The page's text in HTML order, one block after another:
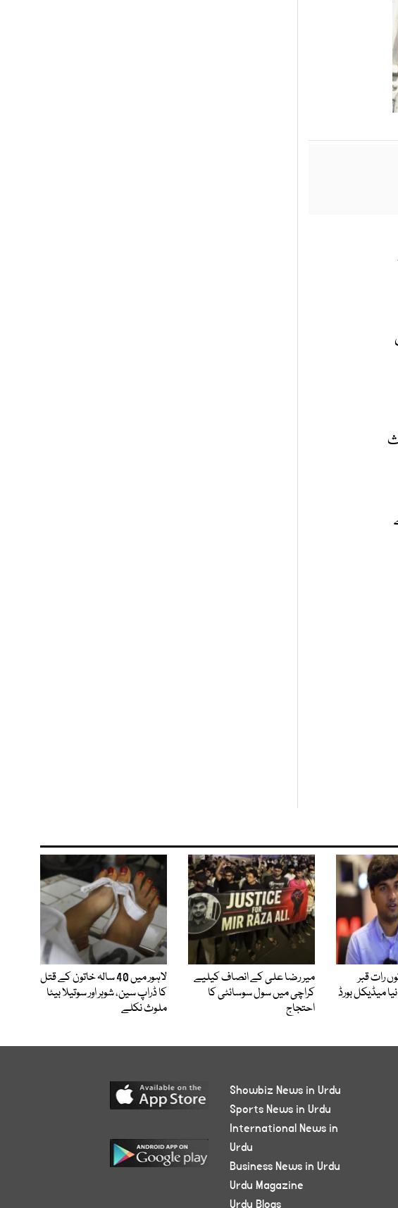
رات قبر
میڈیکل بورڈ
میر رضا علی کے انصاف کیلیے
کراچی میں سول سوسائٹی کا
احتجاج
لاہور میں 40 سالہ خاتون کے قتل
کا ڈراپ سین، شوہر اور سوتیلا بیٹا
ملوث نکلے
Showbiz News in Urdu
Sports News in Urdu
International News in
Urdu
Business News in Urdu
Urdu Magazine
Urdu Blogs